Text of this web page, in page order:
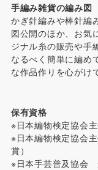
手編み雑貨の編み
かぎ針編みや棒針編
図公開のほか、お気
ジナル糸の販売や手
なるべく簡単に編め
な作品作りを心がけ
保有資格
※日本編物検定協会
※日本編物検定協会
賞）
※日本手芸普及協会